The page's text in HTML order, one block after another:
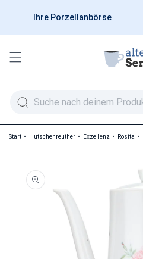
Ihre Porzellanbörse
Start Hutschenreuther Exzellenz Rosita